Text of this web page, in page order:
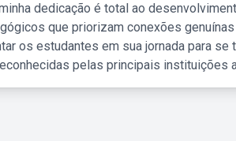
dedicação é total ao
que priorizam conexões
os estudantes em sua jornada para
pelas principais instituições